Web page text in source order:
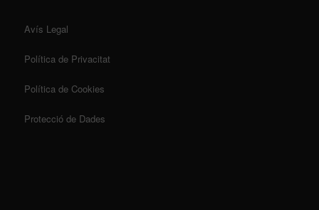
Avís Legal
Política de Privacitat
Política de Cookies
Protecció de Dades